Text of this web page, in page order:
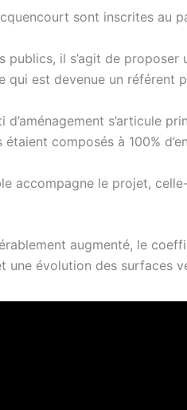
sont inscrites au
publics, il s’agit de
qui est devenue un référent
s’articule
composés à 100%
accompagne le projet,
augmenté, le
une évolution des surfaces